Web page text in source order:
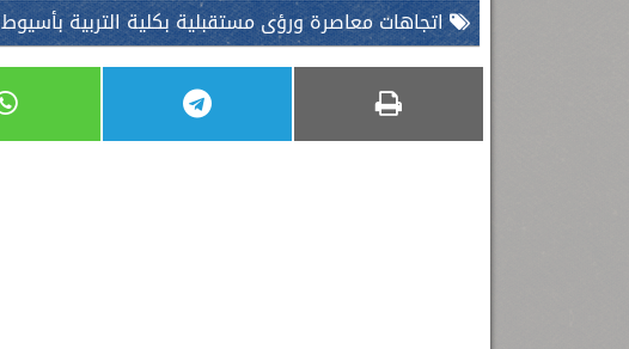
اتجاهات معاصرة ورؤى مستقبلية بكلية التربية بأسيوط